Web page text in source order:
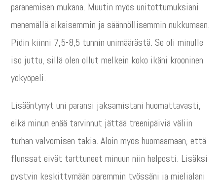
paranemisen mukana. Muutin myös unitottumuksiani
menemällä aikaisemmin ja säännöllisemmin nukkumaan.
Pidin kiinni 7,5-8,5 tunnin unimäärästä. Se oli minulle
iso juttu, sillä olen ollut melkein koko ikäni krooninen
yökyöpeli.
Lisääntynyt uni paransi jaksamistani huomattavasti,
eikä minun enää tarvinnut jättää treenipäiviä väliin
turhan valvomisen takia. Aloin myös huomaamaan, että
flunssat eivät tarttuneet minuun niin helposti. Lisäksi
pystyin keskittymään paremmin työssäni ja mielialani